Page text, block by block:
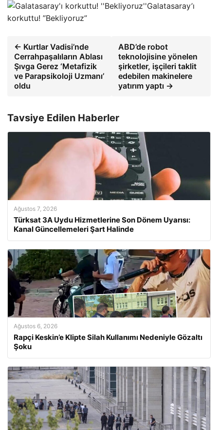
Galatasaray’ı
korkuttu! ”Bekliyoruz”
← Kurtlar Vadisi’nde
Cerrahpaşalıların Ablası
Şıvga Gerez ‘Metafizik
ve Parapsikoloji Uzmanı’
oldu
ABD’de robot
teknolojisine yönelen
şirketler, işçileri taklit
edebilen makinelere
yatırım yaptı →
Tavsiye Edilen Haberler
Ağustos 7, 2026
Türksat 3A Uydu Hizmetlerine Son Dönem Uyarısı:
Kanal Güncellemeleri Şart Halinde
Ağustos 6, 2026
Rapçi Keskin’e Klipte Silah Kullanımı Nedeniyle Gözaltı
Şoku